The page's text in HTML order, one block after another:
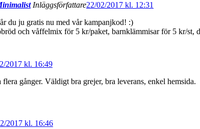
Inläggsförfattare22/02/2017 kl. 12:31
du ju gratis nu med vår kampanjkod! :)
och våffelmix för 5 kr/paket, barnklämmisar för 5 kr/
2017 kl. 16:49
gånger. Väldigt bra grejer, bra leverans, enkel hemsida.
2017 kl. 16:46